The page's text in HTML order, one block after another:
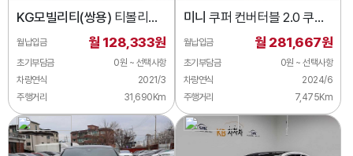
KG모빌리티(쌍용) 티볼리
2WD 가솔린 1.5
월납입금 월 128,333원
초기부담금
0원 ~ 선택사항
차량연식
2021/3
주행거리
31,690Km
미니 쿠퍼 컨버터블 2.0 쿠퍼
S 클래식
월납입금 월 281,667원
초기부담금
0원 ~ 선택사항
차량연식
2024/6
주행거리
7,475Km